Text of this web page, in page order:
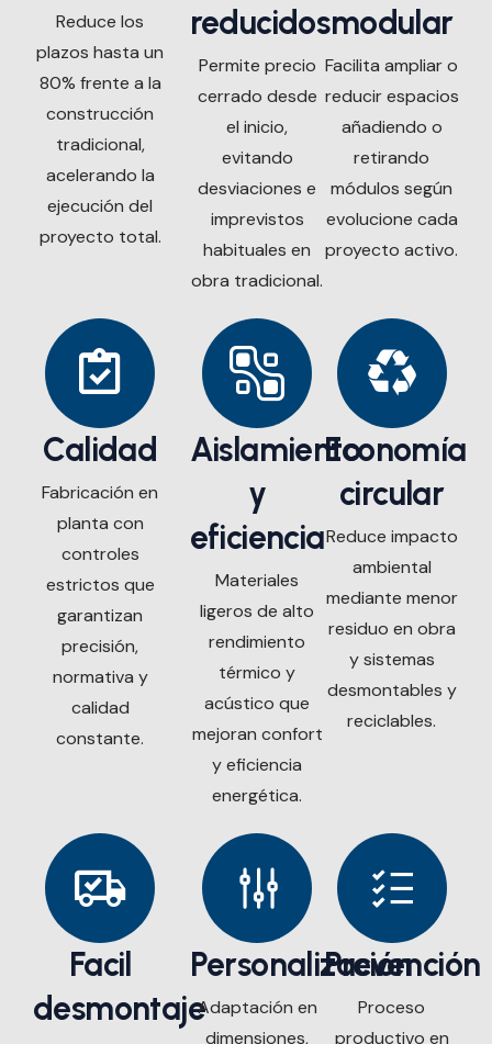
Reduce los
plazos hasta un
80% frente a la
construcción
tradicional,
acelerando la
ejecución del
proyecto total.
reducidos
Permite precio
cerrado desde
el inicio,
evitando
desviaciones e
imprevistos
habituales en
obra tradicional.
modular
Facilita ampliar o
reducir espacios
añadiendo o
retirando
módulos según
evolucione cada
proyecto activo.
Calidad
Fabricación en
planta con
controles
estrictos que
garantizan
precisión,
normativa y
calidad
constante.
Aislamiento
y
eficiencia
Materiales
ligeros de alto
rendimiento
térmico y
acústico que
mejoran confort
y eficiencia
energética.
Economía
circular
Reduce impacto
ambiental
mediante menor
residuo en obra
y sistemas
desmontables y
reciclables.
Facil
desmontaje
Personalización
Adaptación en
dimensiones,
Prevención
Proceso
productivo en